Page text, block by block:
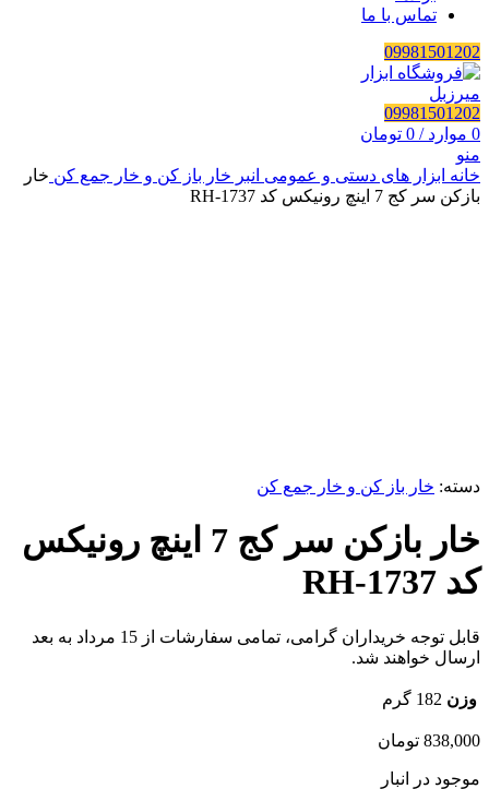
تماس با ما
09981501202
09981501202
0 موارد /
0 تومان
منو
خانه ابزار های دستی و عمومی انبر خار باز کن و خار جمع کن خار
بازکن سر کج 7 اینچ رونیکس کد RH-1737
دسته: خار باز کن و خار جمع کن
خار بازکن سر کج 7 اینچ رونیکس
کد RH-1737
قابل توجه خریداران گرامی، تمامی سفارشات از 15 مرداد به بعد
ارسال خواهند شد.
وزن 182 گرم
838,000 تومان
موجود در انبار